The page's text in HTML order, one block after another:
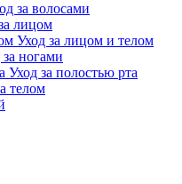
за волосами
лицом
Уход за лицом и телом
за ногами
Уход за полостью рта
телом